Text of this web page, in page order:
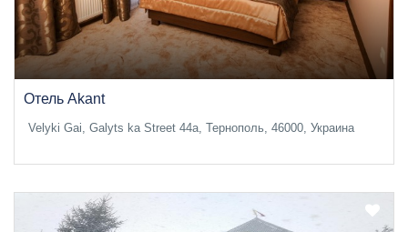
Отель Akant
Velyki Gai, Galyts ka Street 44a, Тернополь, 46000, Украина